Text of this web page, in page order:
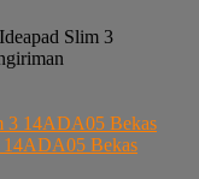
Slim 3
14ADA05 Bekas